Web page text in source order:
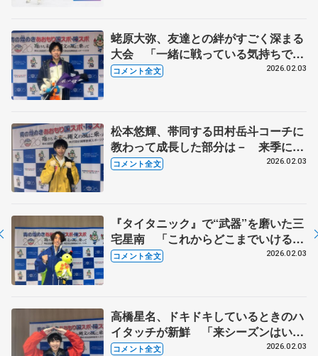
蛯原大弥、友達との絆がすごく深まる
大会 「一緒に戦っている気持ちで応
援する」 【国民スポーツ大会冬季大
コメント全文 2026.02.03
松本悠輝、帯同する田村岳斗コーチに
教わって成長した部分は－ 来季に向
け「ちょっと身長が低くても演技に迫
コメント全文 2026.02.03
『タイタニック』で“武器”を磨いた三
宅星南 「これからどこまでいける
か、ワクワクしている」 【国民スポ
コメント全文 2026.02.03
高橋星名、ドキドキしているときのハ
イタッチが新鮮 「来シーズンはいろ
いろな大会でリベンジしたい」【国民
コメント全文 2026.02.03